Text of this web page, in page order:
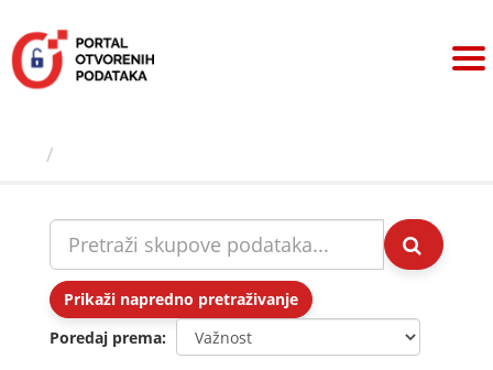
sadržaj
Prikaži napredno pretraživanje
Poredaj prema